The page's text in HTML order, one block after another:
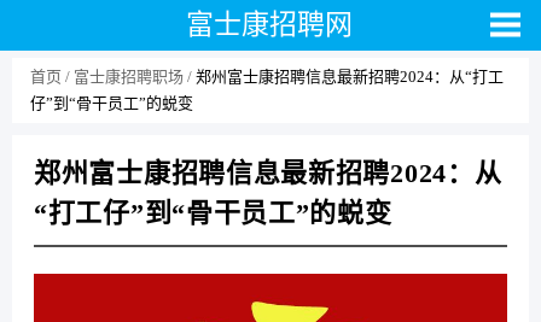
富士康招聘网
首页 富士康招聘职场
郑州富士康招聘信息最新招聘2024：从“打工
仔”到“骨干员工”的蜕变
郑州富士康招聘信息最新招聘2024：从
“打工仔”到“骨干员工”的蜕变